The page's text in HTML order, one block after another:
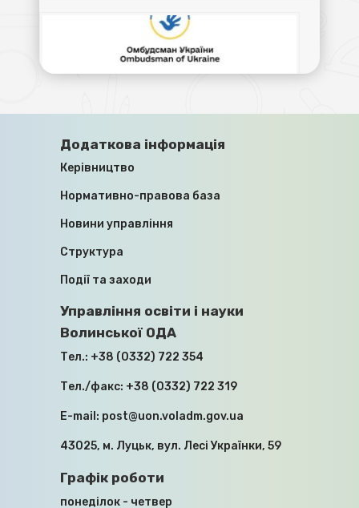
ПРАВА ЦИВІЛЬНИХ ОСІБ,
ПОЗБАВЛЕНИХ ОСОБИСТОЇ СВОБОДИ
ВНАСЛІДОК ЗБРОЙНОЇ АГРЕСІЇ
ПРОТИ УКРАЇНИ, ЗНИКЛИХ
ОБСТАВИН, ТА ЧЛЕНІВ ЇХНІХ СІМЕЙ
МОДЕРНІЗАЦІЯ, ДЕЦЕНТРАЛІЗАЦІЯ,
ІНВЕСТИЦІЇ: У ВМІ ПРОЙШЛА
РОБОЧА НАРАДА ІЗ ЗАСТУПНИКОМ
16.04.2026
Додаткова інформація
Керівництво
Нормативно-правова база
Новини управління
Структура
Події та заходи
Управління освіти і науки
Волинської ОДА
Тел.: +38 (0332) 722 354
Тел./факс: +38 (0332) 722 319
E-mail: post@uon.voladm.gov.ua
43025, м. Луцьк, вул. Лесі Українки, 59
Графік роботи
понеділок - четвер